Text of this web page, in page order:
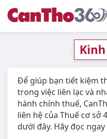
Để giúp bạn tiết kiệm
trong việc liên lạc và
hành chính thuế,
liên hệ của Thuế cơ sở
dưới đây. Hãy đọc ngay